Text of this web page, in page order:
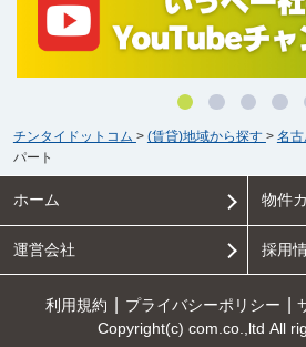
チンタイドットコム > (賃貸)地域から探す > 名
パート
ホーム 物件
運営会社 採用
利用規約 プライバシーポリシー
Copyright(c) com.co.,ltd All